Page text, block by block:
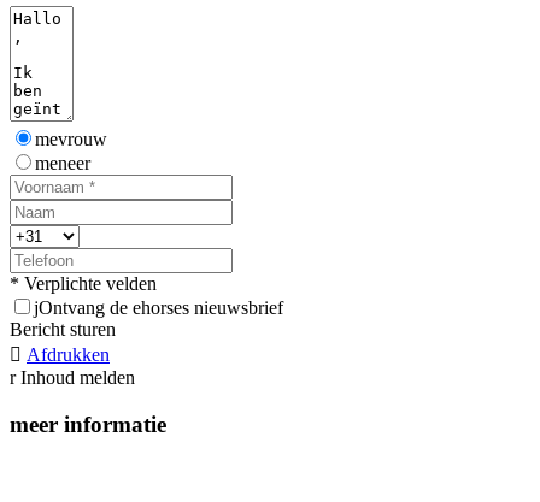
mevrouw
meneer
* Verplichte velden
jOntvang de ehorses nieuwsbrief
Bericht sturen
 Afdrukken
r Inhoud melden
meer informatie